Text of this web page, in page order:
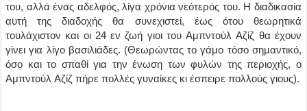
του, αλλά ένας αδελφός, λίγα χρόνια νεότερός του. H διαδικασία
αυτή της διαδοχής θα συνεχιστεί, έως ότου θεωρητικά
τουλάχιστον και οι 24 εν ζωή γιοι του Aμπντούλ Aζίζ θα έχουν
γίνει για λίγο βασιλιάδες. (Θεωρώντας το γάμο τόσο σημαντικό,
όσο και το σπαθί για την ένωση των φυλών της περιοχής, ο
Aμπντούλ Aζίζ πήρε πολλές γυναίκες κι έσπειρε πολλούς γιους).